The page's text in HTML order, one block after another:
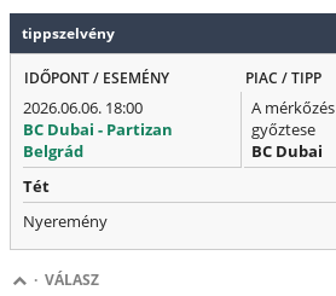
tippszelvény
IDŐPONT / ESEMÉNY PIAC / TIPP
2026.06.06. 18:00
BC Dubai - Partizan
Belgrád
A mérkőzés
győztese
BC Dubai
Tét
Nyeremény
· VÁLASZ